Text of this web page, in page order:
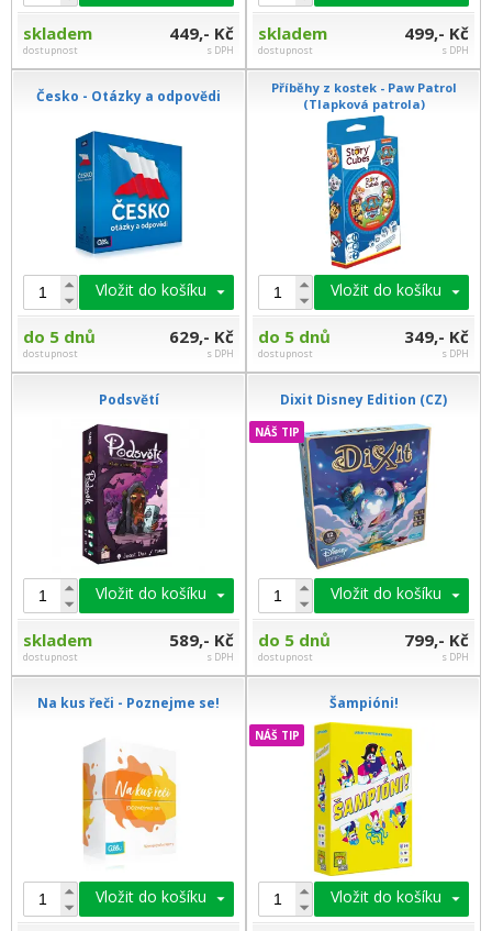
skladem
dostupnost
449,- Kč
s DPH
skladem
dostupnost
499,- Kč
s DPH
Česko - Otázky a odpovědi
Vložit do košíku
do 5 dnů
dostupnost
629,- Kč
s DPH
Příběhy z kostek - Paw Patrol
(Tlapková patrola)
Vložit do košíku
do 5 dnů
dostupnost
349,- Kč
s DPH
Podsvětí
Vložit do košíku
skladem
dostupnost
589,- Kč
s DPH
Dixit Disney Edition (CZ)
NÁŠ TIP
Vložit do košíku
do 5 dnů
dostupnost
799,- Kč
s DPH
Na kus řeči - Poznejme se!
Vložit do košíku
Šampióni!
NÁŠ TIP
Vložit do košíku